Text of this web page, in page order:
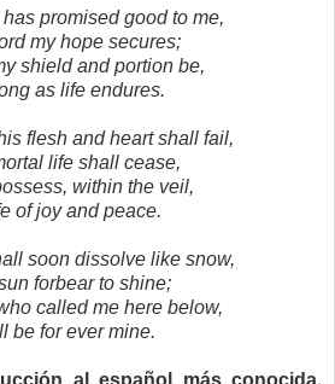
promised good to me,
my hope secures;
shield and portion be,
as life endures.
flesh and heart shall fail,
life shall cease,
within the veil,
of joy and peace.
soon dissolve like snow,
forbear to shine;
called me here below,
be for ever mine.